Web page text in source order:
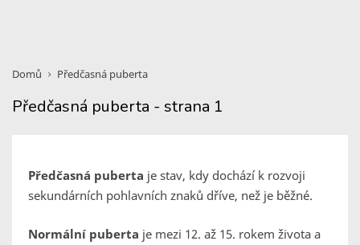
Domů Předčasná puberta
Předčasná puberta - strana 1
Předčasná puberta je stav, kdy dochází k rozvoji
sekundárních pohlavních znaků dříve, než je běžné.
Normální puberta je mezi 12. až 15. rokem života a